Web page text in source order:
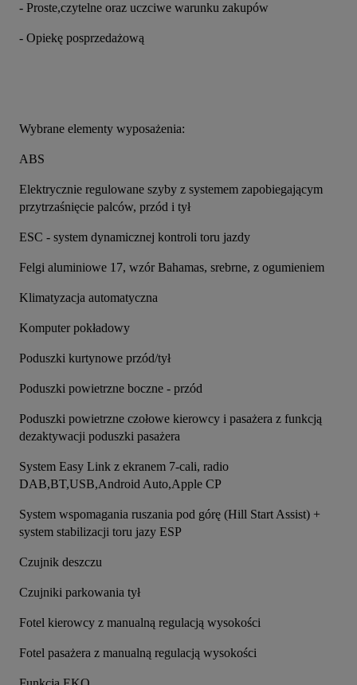
- Proste,czytelne oraz uczciwe warunku zakupów
- Opiekę posprzedażową
Wybrane elementy wyposażenia:
ABS
Elektrycznie regulowane szyby z systemem zapobiegającym
przytrzaśnięcie palców, przód i tył
ESC - system dynamicznej kontroli toru jazdy
Felgi aluminiowe 17, wzór Bahamas, srebrne, z ogumieniem
Klimatyzacja automatyczna
Komputer pokładowy
Poduszki kurtynowe przód/tył
Poduszki powietrzne boczne - przód
Poduszki powietrzne czołowe kierowcy i pasażera z funkcją
dezaktywacji poduszki pasażera
System Easy Link z ekranem 7-cali, radio
DAB,BT,USB,Android Auto,Apple CP
System wspomagania ruszania pod górę (Hill Start Assist) +
system stabilizacji toru jazy ESP
Czujnik deszczu
Czujniki parkowania tył
Fotel kierowcy z manualną regulacją wysokości
Fotel pasażera z manualną regulacją wysokości